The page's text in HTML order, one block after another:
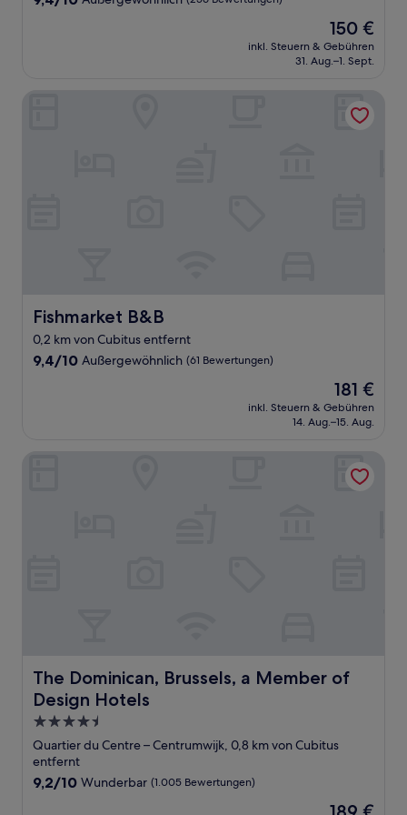
Der
Preis
beträgt
150 €
inkl. Steuern & Gebühren
31. Aug.–1. Sept.
Fishmarket B&B
Fishmarket B&B
0,2 km von Cubitus entfernt
9.4
9,4/10 Außergewöhnlich (61 Bewertungen)
Der
Preis
beträgt
181 €
inkl. Steuern & Gebühren
14. Aug.–15. Aug.
The Dominican, Brussels, a Member of
Design Hotels
The Dominican, Brussels, a Member of Design Hotels
4.5-
Sterne-
Unterkunft
Quartier du Centre – Centrumwijk, 0,8 km von Cubitus
entfernt
9.2
9,2/10 Wunderbar (1.005 Bewertungen)
Der
The Dominican, Brussels, a Member of Design Hotels